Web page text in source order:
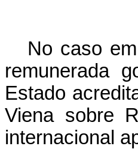
No caso
remunerada
Estado
Viena sobre
internacional